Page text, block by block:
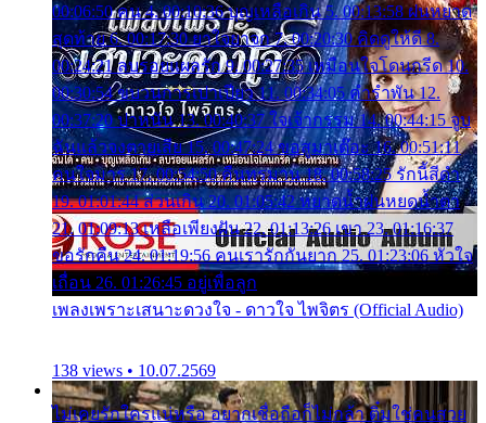
00:06:50 คน 4. 00:10:36 บุญเหลือเกิน 5. 00:13:58 ฝนหยาด
สุดท้าย 6. 00:17:30 ยาใจยาจก 7. 00:20:30 คิดดูให้ดี 8.
00:24:21 ลบรอยแผลรัก 9. 00:27:35 เหมือนใจโดนกรีด 10.
00:30:54 ขบวนการเปาเปียว 11. 00:34:05 คำรำพัน 12.
00:37:20 ปาหนัน 13. 00:40:37 ใจเจ้ากรรม 14. 00:44:15 จูบ
ฉันแล้วจงตายเสีย 15. 00:47:24 ขอสูมาเต๊อะ 16. 00:51:11
คนใจมาร 17. 00:54:50 คืนทรมาน 18. 00:58:25 รักนี้สีดำ
19. 01:01:44 ส่วนเกิน 20. 01:05:42 หยาดน้ำฝนหยดน้ำตา
21. 01:09:13 เหลือเพียงฝัน 22. 01:13:26 เขา 23. 01:16:37
ขอรักคืน 24. 01:19:56 คนเรารักกันยาก 25. 01:23:06 หัวใจ
เถื่อน 26. 01:26:45 อยู่เพื่อลูก
เพลงเพราะเสนาะดวงใจ - ดาวใจ ไพจิตร (Official Audio)
138 views • 10.07.2569
ไม่เคยรักใครแน่หรือ อยากเชื่อถือก็ไม่กล้า ติ๋มใช่คนสวย